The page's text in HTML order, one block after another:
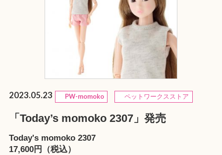
2023.05.23 PW-momoko ペットワークスストア
「Today’s momoko 2307」発売
Today's momoko 2307
17,600円（税込）